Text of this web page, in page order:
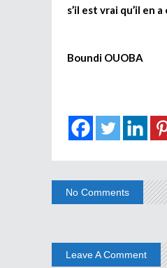
s’il est vrai qu’il en a
Boundi OUOBA
No Comments
Leave A Comment